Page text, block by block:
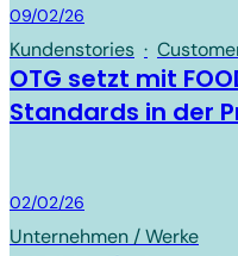
Board & Paper
09/02/26
Kundenstories ·
OTG setzt mit
Standards in der
Board & Paper
02/02/26
Unternehmen / Werke